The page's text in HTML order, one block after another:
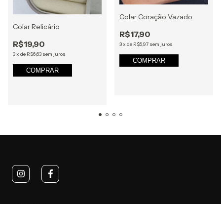
Colar Relicário
R$19,90
3x de R$6,63 sem juros
COMPRAR
Colar Coração Vazado
R$17,90
3x de R$5,97 sem juros
COMPRAR